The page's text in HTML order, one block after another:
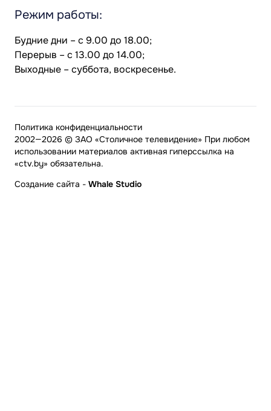
Режим работы:
Будние дни – с 9.00 до 18.00;
Перерыв – с 13.00 до 14.00;
Выходные – суббота, воскресенье.
2002—2026 © ЗАО «Столичное телевидение» При любом
использовании материалов активная гиперссылка на
«ctv.by» обязательна.
Политика конфиденциальности
Создание сайта - Whale Studio